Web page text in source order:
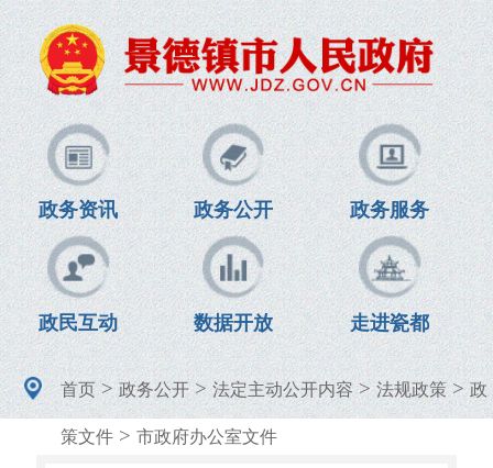
政务资讯 政务公开 政务服务
政民互动 数据开放 走进瓷都
首页>政务公开>法定主动公开内容>法规政策>政
策文件> 市政府办公室文件